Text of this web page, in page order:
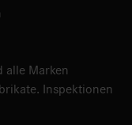
alle Marken
Inspektionen